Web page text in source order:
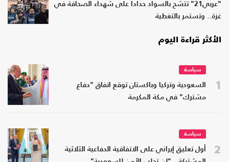
"عربي21" تتشح بالسواد حدادا على شهداء الصحافة في
غزة.. وتستمر بالتغطية
الأكثر قراءة اليوم
1
سياسة
السعودية وتركيا وباكستان توقع اتفاق "دفاع
مشترك" في مكة المكرمة
2
سياسة
أول تعليق إيراني على الاتفاقية الدفاعية الثلاثية